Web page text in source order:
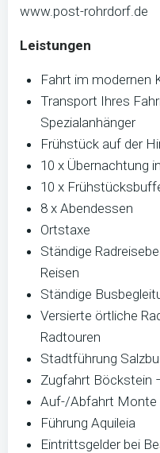
www.post-rohrdorf.de
Leistungen
Fahrt im modernen
Transport Ihres
Spezialanhänger
Frühstück auf der
10 x Übernachtung
10 x
8 x Abendessen
Ortstaxe
Ständige
Reisen
Ständige
Versierte örtliche
Radtouren
Stadtführung
Zugfahrt Böckstein
Auf-/Abfahrt Monte
Führung Aquileia
Eintrittsgelder bei